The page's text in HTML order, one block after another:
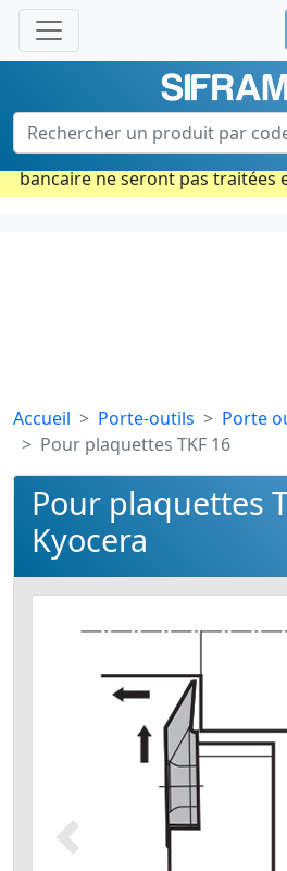
Une question ? Un
Contactez-nous au 02
Ouvert du lun. au vend.
Période estivale : Les
bancaire ne seront pas traitées
Accueil Porte-outils
Porte
Pour plaquettes TKF 16
Pour plaquettes
Kyocera
Précédent